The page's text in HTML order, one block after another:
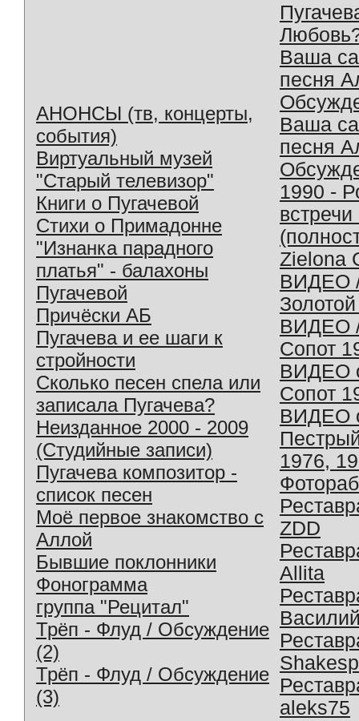
АНОНСЫ (тв, концерты,
события)
Виртуальный музей
"Старый телевизор"
Книги о Пугачевой
Стихи о Примадонне
"Изнанка парадного
платья" - балахоны
Пугачевой
Причёски АБ
Пугачева и ее шаги к
стройности
Сколько песен спела или
записала Пугачева?
Неизданное 2000 - 2009
(Студийные записи)
Пугачева композитор -
список песен
Моё первое знакомство с
Аллой
Бывшие поклонники
Фонограмма
группа "Рецитал"
Трёп - Флуд / Обсуждение
(2)
Трёп - Флуд / Обсуждение
(3)
Ваша
песня
Ваша
песня
1990 -
Zielona
ВИДЕО
ВИДЕО
Сопот
ВИДЕО
Сопот
ВИДЕО
1976,
ZDD
Allita
aleks75